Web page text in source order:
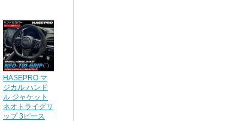
HASEPRO マ
ジカル ハンド
ル ジャケット
ネオトライグリ
ップ 3ピース